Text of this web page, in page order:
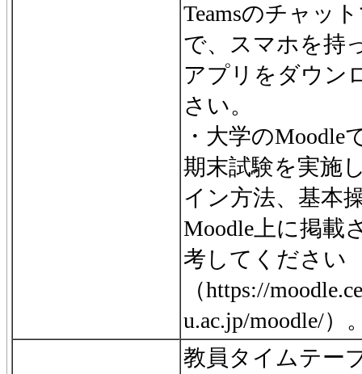
Teamsのチャッ
で、スマホを持
アプリをダウン
さい。
・大学の
期末試験を実施
イン方法、基本
Moodle上に掲載
考してください
（https://
u.ac.jp/moodle/）
教員タイムテー